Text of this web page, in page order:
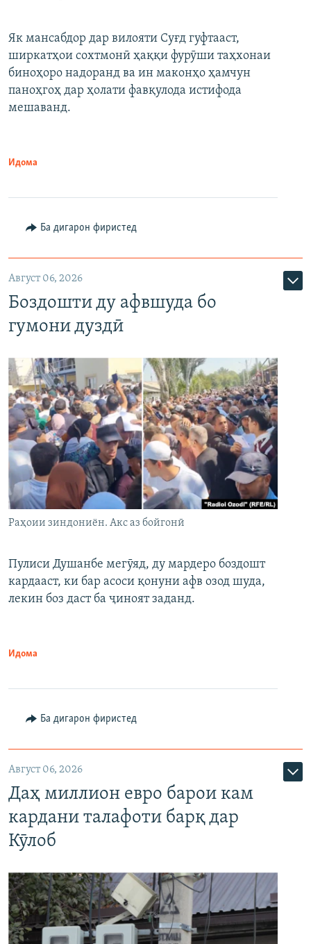
Як мансабдор дар вилояти Суғд гуфтааст,
ширкатҳои сохтмонӣ ҳаққи фурӯши таҳхонаи
биноҳоро надоранд ва ин маконҳо ҳамчун
паноҳгоҳ дар ҳолати фавқулода истифода
мешаванд.
Идома
Ба дигарон фиристед
Август 06, 2026
Боздошти ду афвшуда бо
гумони дуздӣ
Раҳоии зиндониён. Акс аз бойгонӣ
Пулиси Душанбе мегӯяд, ду мардеро боздошт
кардааст, ки бар асоси қонуни афв озод шуда,
лекин боз даст ба ҷиноят заданд.
Идома
Ба дигарон фиристед
Август 06, 2026
Даҳ миллион евро барои кам
кардани талафоти барқ дар
Кӯлоб